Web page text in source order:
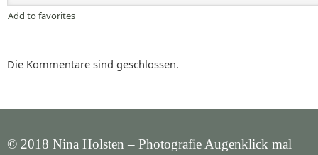
Add to favorites
Die Kommentare sind geschlossen.
© 2018 Nina Holsten – Photografie Augenklick mal